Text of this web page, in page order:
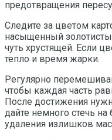
предотвращения
Следите за цветом
насыщенный
чуть хрустящей. Если
тепло и время жарки.
Регулярно
чтобы каждая часть
После достижения
дайте немного стечь
удаления излишков